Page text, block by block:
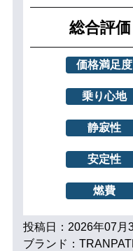
総合評価
価格満足度
乗り心地
静寂性
安定性
燃費
投稿日：2026年07月
ブランド：